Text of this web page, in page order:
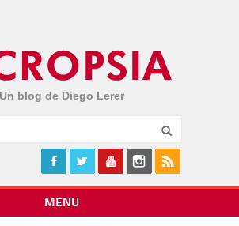
Un blog de Diego Lerer
MENU